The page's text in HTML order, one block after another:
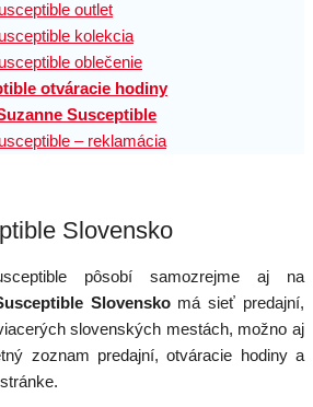
outlet
kolekcia
oblečenie
otváracie hodiny
Susceptible
– reklamácia
Slovensko
pôsobí samozrejme aj na
Slovenskomá sieť predajní,
slovenských mestách, možno aj
zoznam predajní, otváracie hodiny a